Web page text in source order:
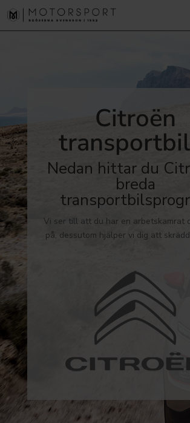
Citroën
Nedan hittar du
breda
Vi ser till att du har en arbetskamrat
på, dessutom hjälper vi dig att